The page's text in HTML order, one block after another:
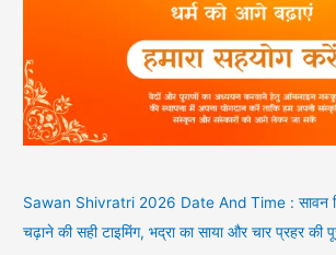
Sawan Shivratri 2026 Date And Time : सावन
चढ़ाने की सही टाइमिंग, भद्रा का साया और चार प्रहर की